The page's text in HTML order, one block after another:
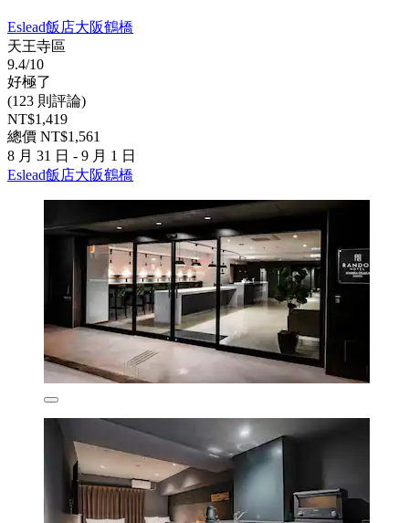
Eslead飯店大阪鶴橋
天王寺區
9.4/10
好極了
(123 則評論)
NT$1,419
總價 NT$1,561
8 月 31 日 - 9 月 1 日
Eslead飯店大阪鶴橋